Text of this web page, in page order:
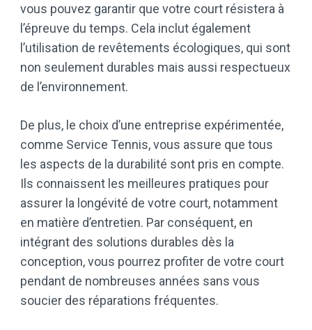
vous pouvez garantir que votre court résistera à
l’épreuve du temps. Cela inclut également
l’utilisation de revêtements écologiques, qui sont
non seulement durables mais aussi respectueux
de l’environnement.
De plus, le choix d’une entreprise expérimentée,
comme Service Tennis, vous assure que tous
les aspects de la durabilité sont pris en compte.
Ils connaissent les meilleures pratiques pour
assurer la longévité de votre court, notamment
en matière d’entretien. Par conséquent, en
intégrant des solutions durables dès la
conception, vous pourrez profiter de votre court
pendant de nombreuses années sans vous
soucier des réparations fréquentes.